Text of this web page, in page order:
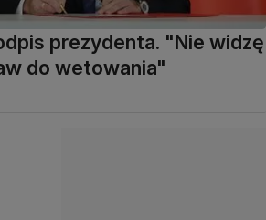
prezydenta. "Nie widzę
do wetowania"